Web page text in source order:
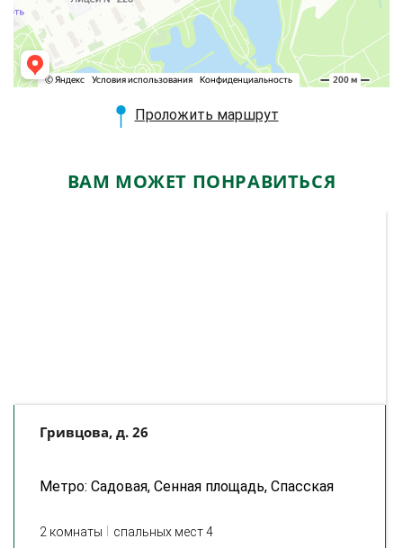
Проложить маршрут
ВАМ МОЖЕТ ПОНРАВИТЬСЯ
Гривцова, д. 26
Метро: Садовая, Сенная площадь, Спасская
2 комнаты спальных мест 4